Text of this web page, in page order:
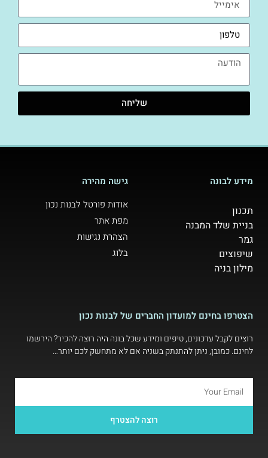
שליחה
מידע לבונה
תכנון
בניית שלד המבנה
גמר
שיפוצים
מילון בניה
גישה מהירה
אודות פורטל לבנות נכון
מפת אתר
הצהרת נגישות
בלוג
הצטרפו בחינם למועדון החברים של לבנות נכון
רוצים לקבל עדכונים, טיפים ומידע שכל בונה היה רוצה להכיר? הירשמו
לחינם. כמובן, ניתן להתנתק בשניה אם לא מתחשק לכם יותר…
רוצה להצטרף